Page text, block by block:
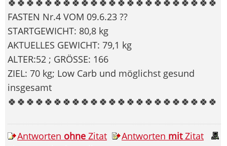
🍀🍀🍀🍀🍀🍀🍀🍀🍀🍀🍀🍀🍀🍀🍀🍀🍀🍀🍀🍀🍀🍀🍀
FASTEN Nr.4 VOM 09.6.23 ??
STARTGEWICHT: 80,8 kg
AKTUELLES GEWICHT: 79,1 kg
ALTER:52 ; GRÖSSE: 166
ZIEL: 70 kg; Low Carb und möglichst gesund
insgesamt
🍀🍀🍀🍀🍀🍀🍀🍀🍀🍀🍀🍀🍀🍀🍀🍀🍀🍀🍀🍀🍀🍀🍀
Antworten ohne Zitat Antworten mitZitat